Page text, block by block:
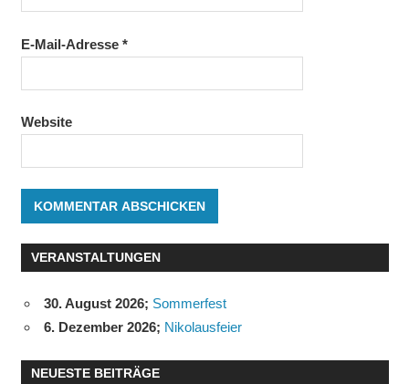
E-Mail-Adresse *
Website
VERANSTALTUNGEN
30. August 2026; Sommerfest
6. Dezember 2026; Nikolausfeier
NEUESTE BEITRÄGE